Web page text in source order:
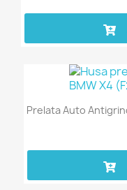
Prelata Auto